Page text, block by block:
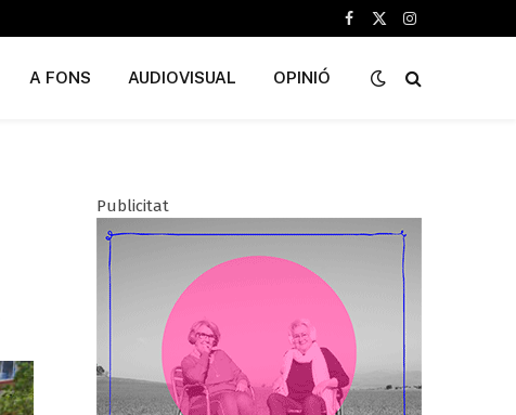
Facebook
X
Instagram
A FONS AUDIOVISUAL OPINIÓ
Publicitat